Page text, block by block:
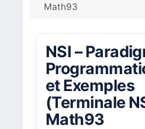
Math93
NSI –
et Exemples
(Terminale
Math93